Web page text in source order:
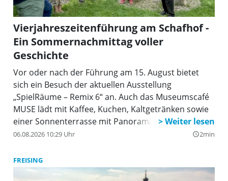
Vierjahreszeitenführung am Schafhof -
Ein Sommernachmittag voller
Geschichte
Vor oder nach der Führung am 15. August bietet
sich ein Besuch der aktuellen Ausstellung
„SpielRäume – Remix 6“ an. Auch das Museumscafé
MUSE lädt mit Kaffee, Kuchen, Kaltgetränken sowie
einer Sonnenterrasse mit Panoramablick zum
Verweilen ein.
06.08.2026 10:29 Uhr query_builder2min
FREISING